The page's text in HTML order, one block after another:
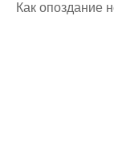
Как опоздание